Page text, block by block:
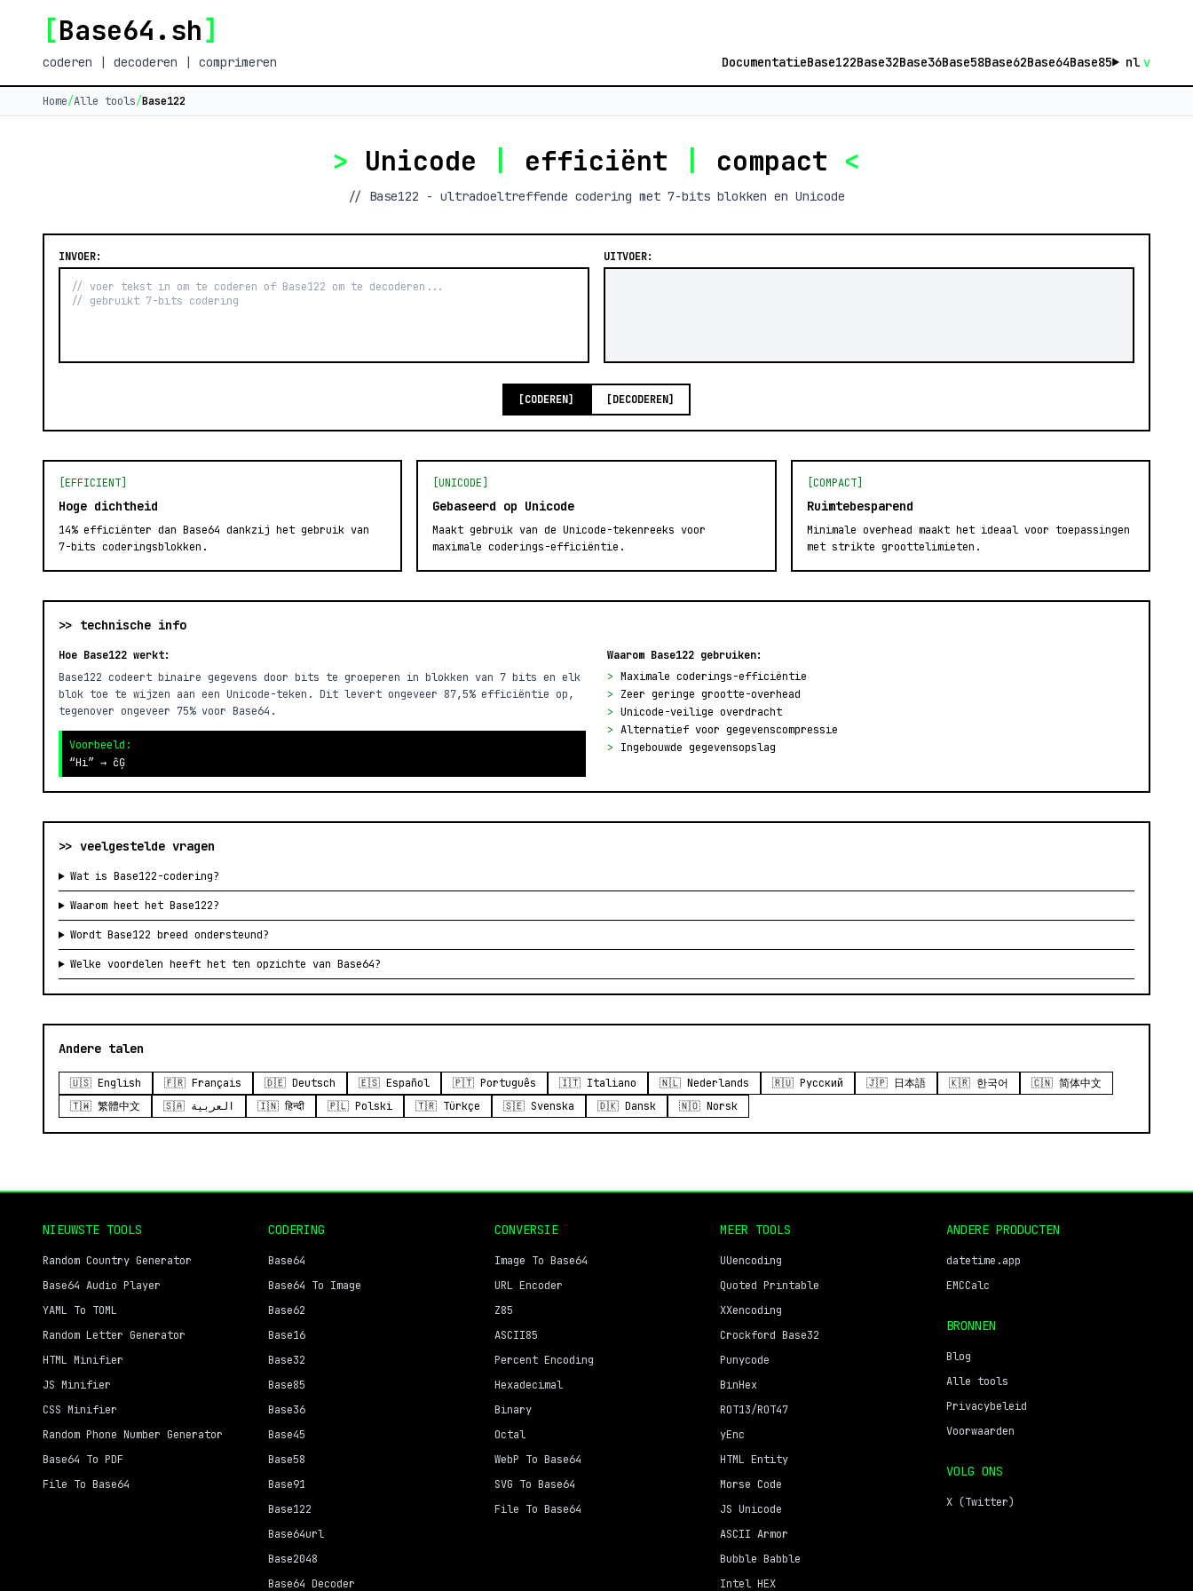
[Base64.sh]
coderen | decoderen | comprimeren DocumentatieBase122Base32Base36Base58Base62Base64Base85 nl v
Home/Alle tools/Base122
> Unicode efficiënt compact <
// Base122 - ultradoeltreffende codering met 7-bits blokken en Unicode
INVOER: UITVOER:
[CODEREN] [DECODEREN]
[EFFICIENT]
Hoge dichtheid
14% efficiënter dan Base64 dankzij het gebruik van
7-bits coderingsblokken.
[UNICODE]
Gebaseerd op Unicode
Maakt gebruik van de Unicode-tekenreeks voor
maximale coderings-efficiëntie.
[COMPACT]
Ruimtebesparend
Minimale overhead maakt het ideaal voor toepassingen
met strikte groottelimieten.
>> technische info
Hoe Base122 werkt:
Base122 codeert binaire gegevens door bits te groeperen in blokken van 7 bits en elk
blok toe te wijzen aan een Unicode-teken. Dit levert ongeveer 87,5% efficiëntie op,
tegenover ongeveer 75% voor Base64.
Voorbeeld:
“Hi” → ĉĢ
Waarom Base122 gebruiken:
> Maximale coderings-efficiëntie
>
Zeer geringe grootte-overhead
> Unicode-veilige overdracht
> Alternatief voor gegevenscompressie
>
Ingebouwde gegevensopslag
>> veelgestelde vragen
Wat is Base122-codering?
Waarom heet het Base122?
Wordt Base122 breed ondersteund?
Welke voordelen heeft het ten opzichte van Base64?
Andere talen
🇺🇸 English 🇫🇷 Français 🇩🇪 Deutsch 🇪🇸 Español 🇵🇹 Português 🇮🇹 Italiano 🇳🇱 Nederlands 🇷🇺 Русский 🇯🇵 日本語 🇰🇷 한국어
🇨🇳 简体中文
🇹🇼 繁體中文
🇸🇦 العربية 🇮🇳 हिन्दी 🇵🇱 Polski 🇹🇷 Türkçe 🇸🇪 Svenska 🇩🇰 Dansk 🇳🇴 Norsk
NIEUWSTE TOOLS
Random Country Generator
Base64 Audio Player
YAML To TOML
Random Letter Generator
HTML Minifier
JS Minifier
CSS Minifier
Random Phone Number Generator
Base64 To PDF
File To Base64
CODERING
Base64
Base64 To Image
Base62
Base16
Base32
Base85
Base36
Base45
Base58
Base91
Base122
Base64url
Base2048
Base64 Decoder
CONVERSIE
Image To Base64
URL Encoder
Z85
ASCII85
Percent Encoding
Hexadecimal
Binary
Octal
WebP To Base64
SVG To Base64
File To Base64
MEER TOOLS
UUencoding
Quoted Printable
XXencoding
Crockford Base32
Punycode
BinHex
ROT13/ROT47
yEnc
HTML Entity
Morse Code
JS Unicode
ASCII Armor
Bubble Babble
Intel HEX
ANDERE PRODUCTEN
datetime.app
EMCCalc
BRONNEN
Blog
Alle tools
Privacybeleid
Voorwaarden
VOLG ONS
X (Twitter)